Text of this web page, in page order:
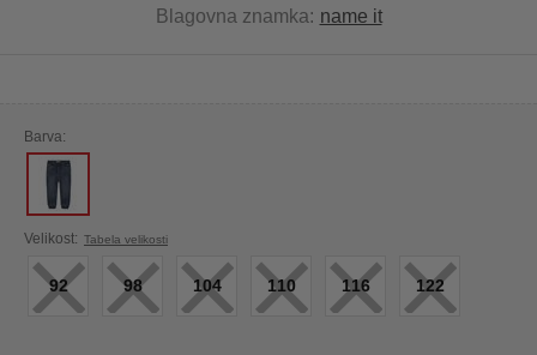
Blagovna znamka: name it
Barva:
Velikost: Tabela velikosti
92
× 98
× 104
× 110
× 116
× 122
×